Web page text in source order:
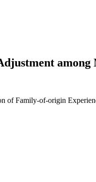
of Family-of-origin